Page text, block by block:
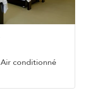
Air conditionné